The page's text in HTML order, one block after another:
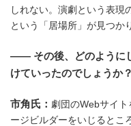
しれない。演劇という表現
という「居場所」が見つか
―― その後、どのように
けていったのでしょうか？
市角氏： 劇団のWebサイ
ージビルダーをいじるとこ